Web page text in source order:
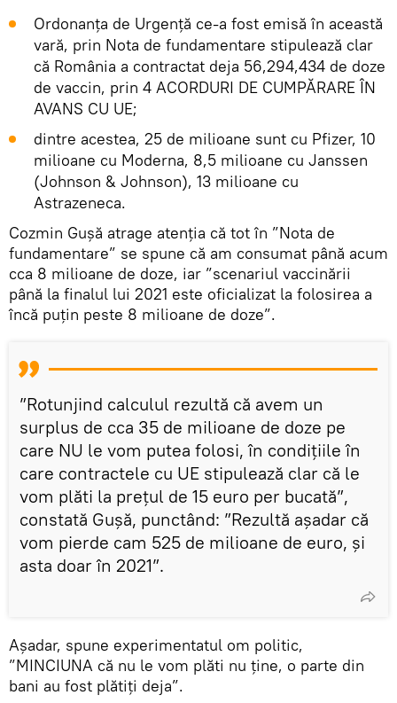
Ordonanța de Urgență ce-a fost emisă în această
vară, prin Nota de fundamentare stipulează clar
că România a contractat deja 56,294,434 de doze
de vaccin, prin 4 ACORDURI DE CUMPĂRARE ÎN
AVANS CU UE;
dintre acestea, 25 de milioane sunt cu Pfizer, 10
milioane cu Moderna, 8,5 milioane cu Janssen
(Johnson & Johnson), 13 milioane cu
Astrazeneca.
Cozmin Gușă atrage atenția că tot în ”Nota de
fundamentare” se spune că am consumat până acum
cca 8 milioane de doze, iar ”scenariul vaccinării
până la finalul lui 2021 este oficializat la folosirea a
încă puțin peste 8 milioane de doze”.
”Rotunjind calculul rezultă că avem un
surplus de cca 35 de milioane de doze pe
care NU le vom putea folosi, în condițiile în
care contractele cu UE stipulează clar că le
vom plăti la prețul de 15 euro per bucată”,
constată Gușă, punctând: ”Rezultă așadar că
vom pierde cam 525 de milioane de euro, și
asta doar în 2021”.
Așadar, spune experimentatul om politic,
”MINCIUNA că nu le vom plăti nu ține, o parte din
bani au fost plătiți deja”.